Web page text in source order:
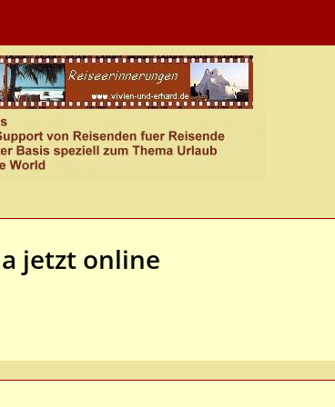
jetzt online